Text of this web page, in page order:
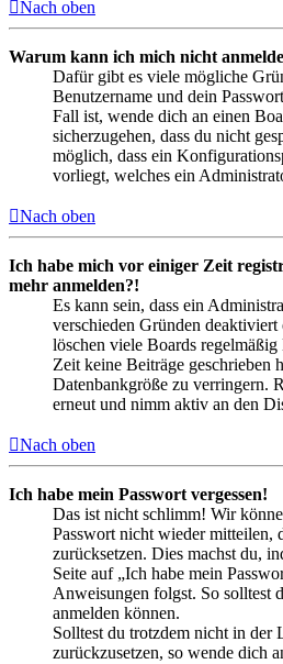
Nach oben
Warum kann ich mich nicht
Dafür gibt es viele mögliche
Benutzername und dein
Fall ist, wende dich an einen
sicherzugehen, dass du nicht
möglich, dass ein
vorliegt, welches ein
Nach oben
Ich habe mich vor einiger Zeit
mehr anmelden?!
Es kann sein, dass ein
verschieden Gründen
löschen viele Boards
Zeit keine Beiträge geschrieben
Datenbankgröße zu verringern.
erneut und nimm aktiv an den
Nach oben
Ich habe mein Passwort vergessen!
Das ist nicht schlimm! Wir
Passwort nicht wieder mitteilen,
zurücksetzen. Dies machst du,
Seite auf „Ich habe mein
Anweisungen folgst. So solltest
anmelden können.
Solltest du trotzdem nicht in der
zurückzusetzen, so wende dich